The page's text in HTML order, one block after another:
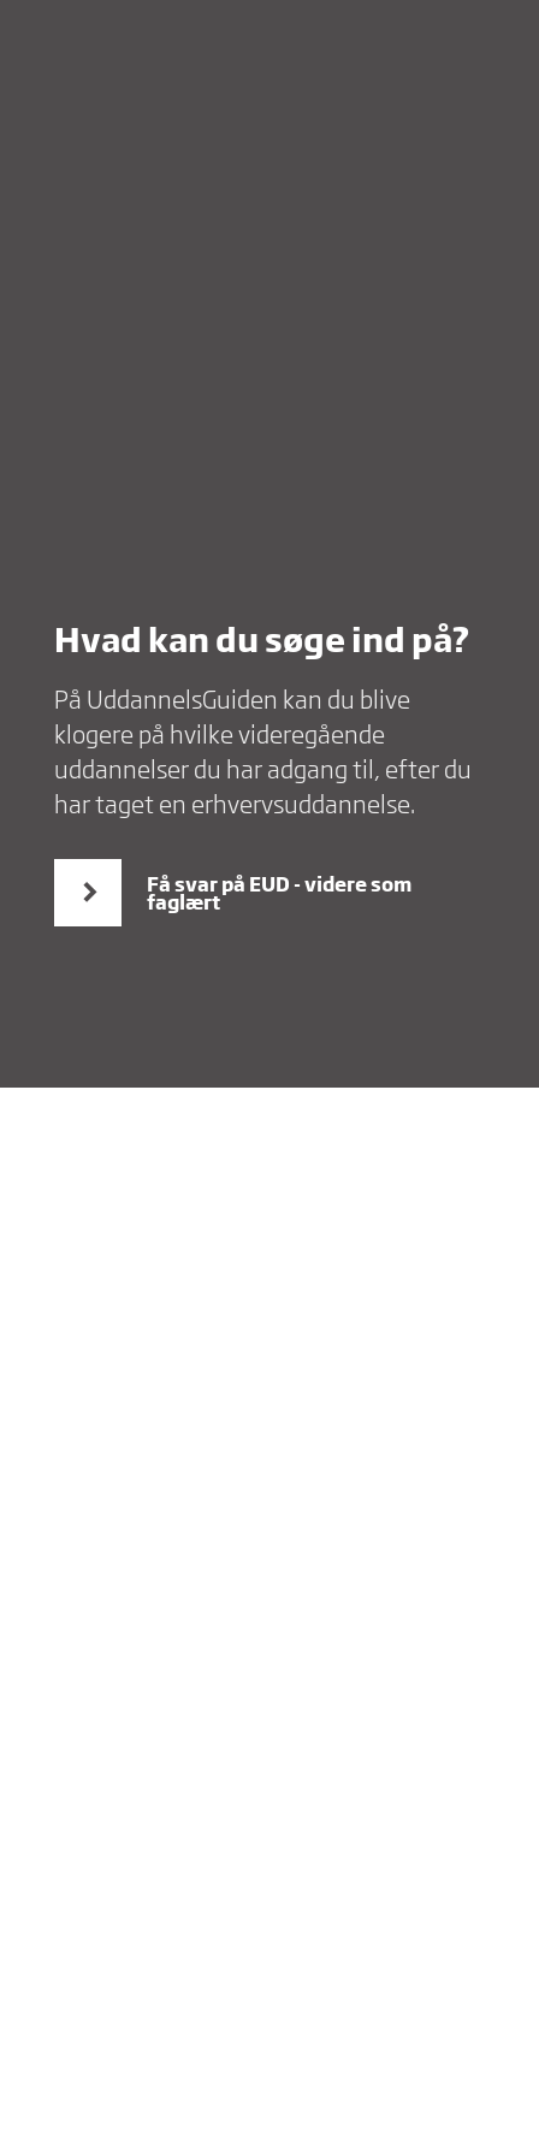
Hvad kan du søge ind på?
På UddannelsGuiden kan du blive
klogere på hvilke videregående
uddannelser du har adgang til, efter du
har taget en erhvervsuddannelse.
Få svar på EUD - videre som
faglært